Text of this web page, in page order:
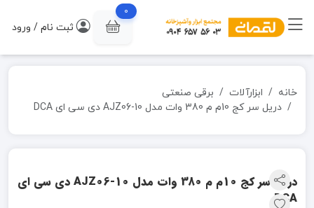
0
ثبت نام / ورود
خانه ابزارآلات
برقی صنعتی
دریل سر کج 10م م 380 وات مدل AJZ06-10 دی سی ای DCA
دریل سر کج 10م م 380 وات مدل AJZ06-10 دی سی ای
DCA